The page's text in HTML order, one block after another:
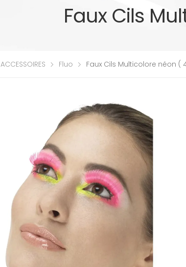
Faux Cils
ACCESSOIRES Fluo Faux Cils Multicolore néon (